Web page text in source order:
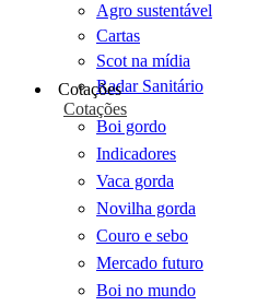
Agro sustentável
Cartas
Scot na mídia
Radar Sanitário
Cotações
Cotações
Boi gordo
Indicadores
Vaca gorda
Novilha gorda
Couro e sebo
Mercado futuro
Boi no mundo